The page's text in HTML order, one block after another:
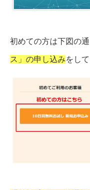
初めての方は下図の通
ス」の申し込みをし